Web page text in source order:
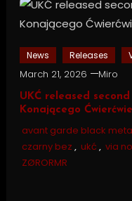
News Releases
March 21, 2026 Miro
UKĆ released
Konającego
avant garde black
czarny bez , ukć , via
ZØRORMR